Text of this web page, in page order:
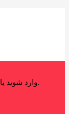
وارد شوید یا یک حساب کاربری جدید ایجاد کنید.